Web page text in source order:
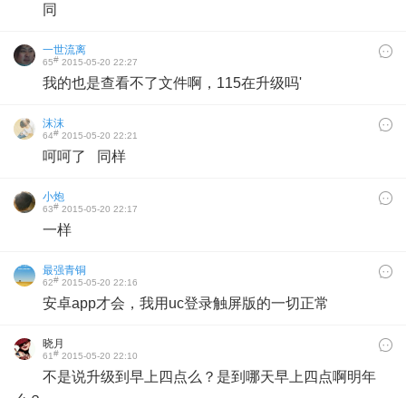
同
一世流离
65# 2015-05-20 22:27
我的也是查看不了文件啊，115在升级吗'
沫沫
64# 2015-05-20 22:21
呵呵了 同样
小炮
63# 2015-05-20 22:17
一样
最强青铜
62# 2015-05-20 22:16
安卓app才会，我用uc登录触屏版的一切正常
晓月
61# 2015-05-20 22:10
不是说升级到早上四点么？是到哪天早上四点啊明年